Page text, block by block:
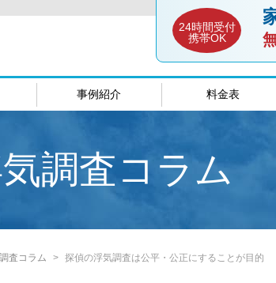
24時間受付
携帯OK
事例紹介 料金表
調査コラム
査コラム 探偵の浮気調査は公平・公正にすることが目的